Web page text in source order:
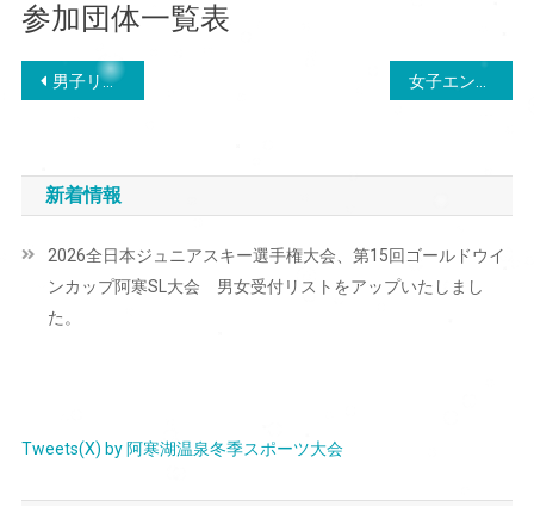
参加団体一覧表
投
ナ
ビ
ゲ
ー
ン
男子リザルト
新着情報
2026全日本ジュニアスキー選手権大会、第15回ゴールドウイ
ンカップ阿寒SL大会 男女受付リストをアップいたしまし
た。
Tweets(X) by 阿寒湖温泉冬季スポーツ大会